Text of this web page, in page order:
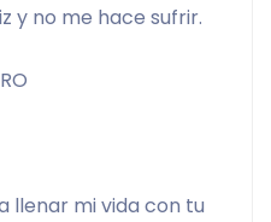
y no me hace sufrir.
llenar mi vida con tu